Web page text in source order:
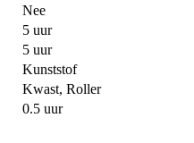
Nee
5 uur
5 uur
Kunststof
Kwast, Roller
0.5 uur